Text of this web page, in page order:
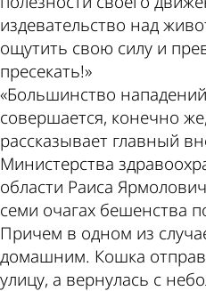
издевательство над
ощутить свою силу и
пресекать!»
«Большинство
совершается, конечно
рассказывает главный
Министерства
области Раиса
семи очагах бешенства
Причем в одном из
домашним. Кошка
улицу, а вернулась с